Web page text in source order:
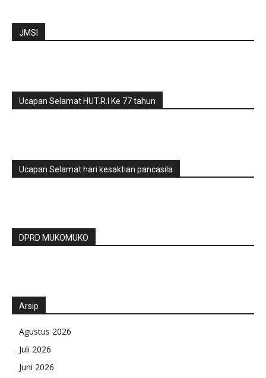
JMSI
Ucapan Selamat HUT.R.I Ke 77 tahun
Ucapan Selamat hari kesaktian pancasila
DPRD MUKOMUKO
Arsip
Agustus 2026
Juli 2026
Juni 2026